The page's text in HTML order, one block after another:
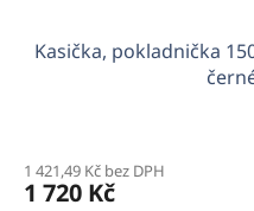
Kasička, pokladnička
1 421,49 Kč bez DPH
1 720 Kč